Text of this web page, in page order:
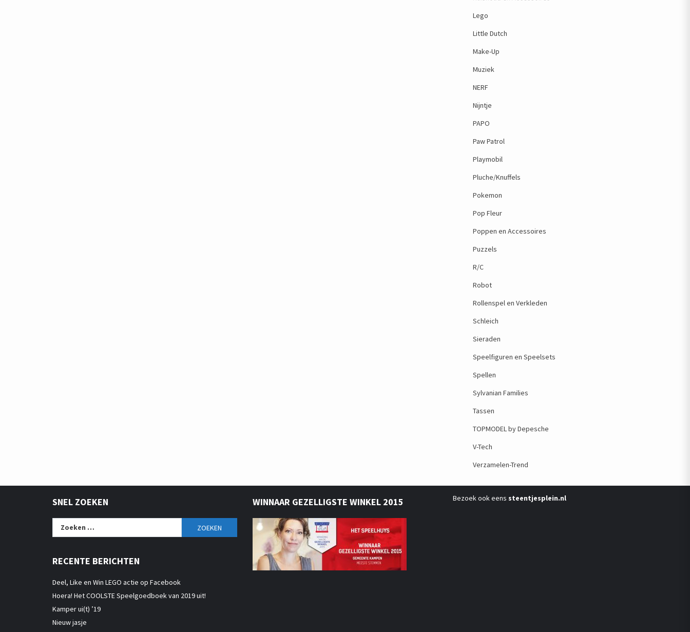
Lego
Little Dutch
Make-Up
Muziek
NERF
Nijntje
PAPO
Paw Patrol
Playmobil
Pluche/Knuffels
Pokemon
Pop Fleur
Poppen en Accessoires
Puzzels
R/C
Robot
Rollenspel en Verkleden
Schleich
Sieraden
Speelfiguren en Speelsets
Spellen
Sylvanian Families
Tassen
TOPMODEL by Depesche
V-Tech
Verzamelen-Trend
SNEL ZOEKEN
Zoeken
RECENTE BERICHTEN
Deel, Like en Win LEGO actie op Facebook
Hoera! Het COOLSTE Speelgoedboek van 2019 uit!
Kamper ui(t) ’19
Nieuw jasje
WINNAAR GEZELLIGSTE WINKEL 2015 Bezoek ook eens steentjesplein.nl